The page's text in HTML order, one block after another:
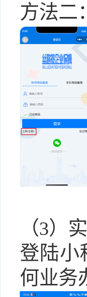
方法二
（3）
登陆小
何业务